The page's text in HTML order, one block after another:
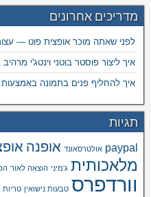
מדריכים אחרונים
לפני שאתה מוכר אופצית פוט —
איך ליצור פוסטר בוטני וינטג'י
איך להחליף פנים בתמונה באמצעות ai, מבלי לשנות עיצוב וסגנון
תגיות
paypal אולטרסאונד אופנה
מלאכותית ג'מיני הוצאה לאור
וורדפרס טבעות נישואין טריות